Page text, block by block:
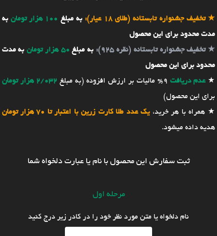
★تخفیف جشنواره تابستانه (طلای 18 عیار): به مبلغ 100 هزار تومان
به
مدت محدود برای این محصول
★تخفیف جشنواره تابستانه (نقره 925): به مبلغ 50 هزار تومان
به مدت
محدود برای این محصول
★عدم دریافت 9% مالیات بر ارزش افزوده (به مبلغ
2/032 هزار تومان
برای این محصول)
★ همراه با هر خرید،یک عدد طلا کارت زرین با اعتبار تا 70 هزار تومان
هدیه داده میشود.
ثبت سفارش این محصول با نام یا عبارت دلخواه شما
مرحله اول
نام دلخواه یا متن مورد نظر خود را در کادر زیر درج کنید